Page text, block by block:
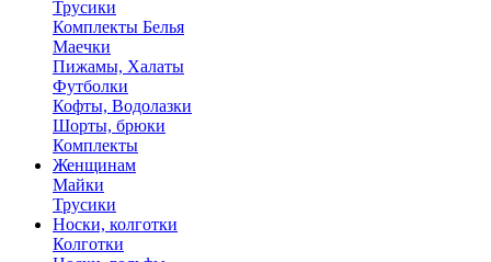
Трусики
Комплекты Белья
Маечки
Пижамы, Халаты
Футболки
Кофты, Водолазки
Шорты, брюки
Комплекты
Женщинам
Майки
Трусики
Носки, колготки
Колготки